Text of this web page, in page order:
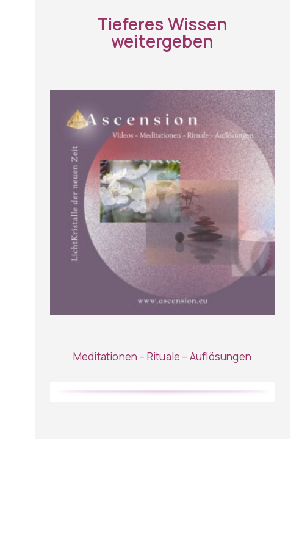
Tieferes Wissen
weitergeben
Meditationen – Rituale – Auflösungen